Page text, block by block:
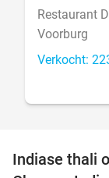
food
Restaurant
Voorburg
Verkocht:
Indiase thali